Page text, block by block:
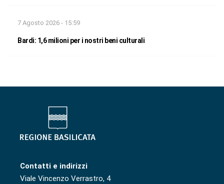
7 Agosto 2026 - 15:59
Bardi: 1,6 milioni per i nostri beni culturali
Contatti e indirizzi
Viale Vincenzo Verrastro, 4